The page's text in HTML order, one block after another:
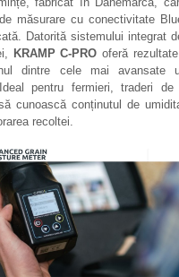
măsurare cu conectivitate
Datorită sistemului integrat
KRAMP C-PRO oferă
dintre cele mai avansate
pentru fermieri, traderi de
cunoască conținutul de
recoltei.